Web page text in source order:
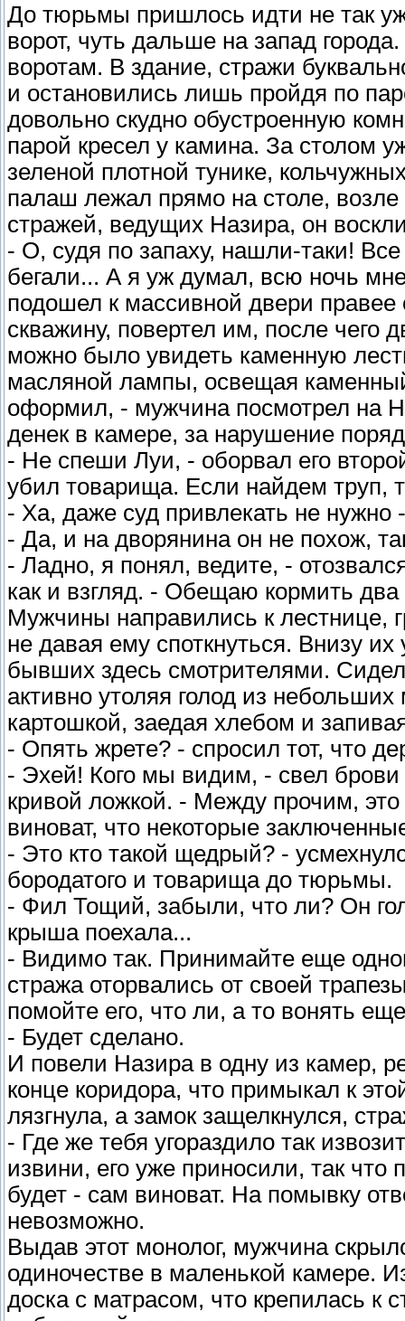
До тюрьмы пришлось идти не так
ворот, чуть дальше на запад
воротам. В здание, стражи
и остановились лишь пройдя по
довольно скудно обустроенную
парой кресел у камина. За столом
зеленой плотной тунике,
палаш лежал прямо на столе,
стражей, ведущих Назира, он
- О, судя по запаху, нашли-таки!
бегали... А я уж думал, всю ночь
подошел к массивной двери
скважину, повертел им, после чего
можно было увидеть каменную
масляной лампы, освещая
оформил, - мужчина посмотрел на
денек в камере, за нарушение
- Не спеши Луи, - оборвал его
убил товарища. Если найдем труп,
- Ха, даже суд привлекать не нужно
- Да, и на дворянина он не похож,
- Ладно, я понял, ведите, -
как и взгляд. - Обещаю кормить два
Мужчины направились к лестнице,
не давая ему споткнуться. Внизу
бывших здесь смотрителями.
активно утоляя голод из
картошкой, заедая хлебом и
- Опять жрете? - спросил тот, что
- Эхей! Кого мы видим, - свел
кривой ложкой. - Между прочим, это
виноват, что некоторые
- Это кто такой щедрый? -
бородатого и товарища до тюрьмы.
- Фил Тощий, забыли, что ли? Он
крыша поехала...
- Видимо так. Принимайте еще
стража оторвались от своей
помойте его, что ли, а то вонять
- Будет сделано.
И повели Назира в одну из камер,
конце коридора, что примыкал к
лязгнула, а замок защелкнулся,
- Где же тебя угораздило так
извини, его уже приносили, так
будет - сам виноват. На помывку
невозможно.
Выдав этот монолог, мужчина
одиночестве в маленькой камере.
доска с матрасом, что крепилась к